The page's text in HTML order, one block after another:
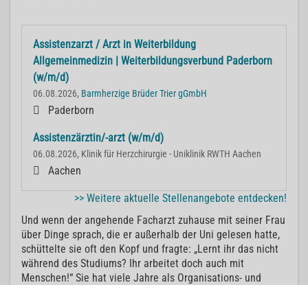
Assistenzarzt / Arzt in Weiterbildung
Allgemeinmedizin | Weiterbildungsverbund Paderborn
(w/m/d)
06.08.2026, Barmherzige Brüder Trier gGmbH
Paderborn
Assistenzärztin/-arzt (w/m/d)
06.08.2026, Klinik für Herzchirurgie - Uniklinik RWTH Aachen
Aachen
>> Weitere aktuelle Stellenangebote entdecken!
Und wenn der angehende Facharzt zuhause mit seiner Frau
über Dinge sprach, die er außerhalb der Uni gelesen hatte,
schüttelte sie oft den Kopf und fragte: „Lernt ihr das nicht
während des Studiums? Ihr arbeitet doch auch mit
Menschen!“ Sie hat viele Jahre als Organisations- und